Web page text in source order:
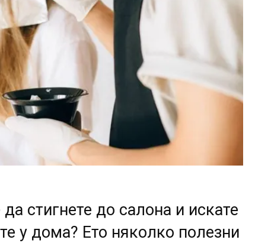
стигнете до салона и искате
у дома? Ето няколко полезни